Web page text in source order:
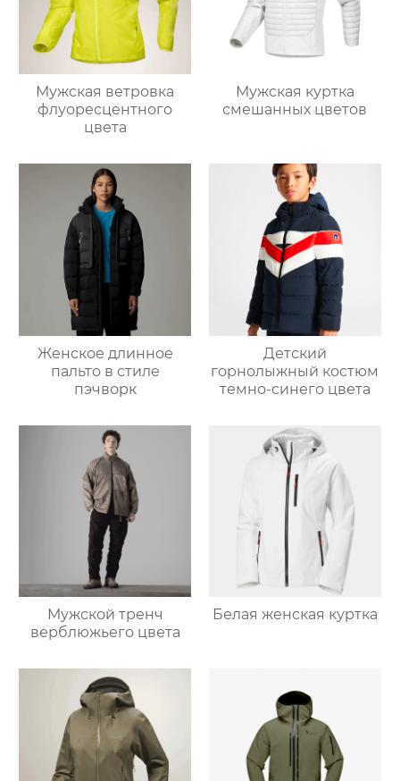
Мужская ветровка
флуоресцентного
цвета
Мужская куртка
смешанных цветов
Женское длинное
пальто в стиле
пэчворк
Детский
горнолыжный костюм
темно-синего цвета
Мужской тренч
верблюжьего цвета
Белая женская куртка